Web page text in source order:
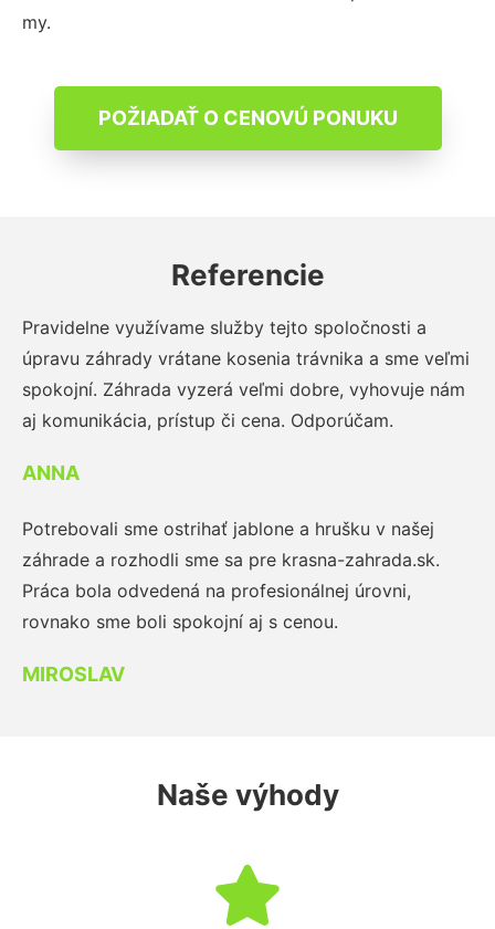
my.
POŽIADAŤ O CENOVÚ PONUKU
Referencie
Pravidelne využívame služby tejto spoločnosti a
úpravu záhrady vrátane kosenia trávnika a sme veľmi
spokojní. Záhrada vyzerá veľmi dobre, vyhovuje nám
aj komunikácia, prístup či cena. Odporúčam.
ANNA
Potrebovali sme ostrihať jablone a hrušku v našej
záhrade a rozhodli sme sa pre krasna-zahrada.sk.
Práca bola odvedená na profesionálnej úrovni,
rovnako sme boli spokojní aj s cenou.
MIROSLAV
Naše výhody